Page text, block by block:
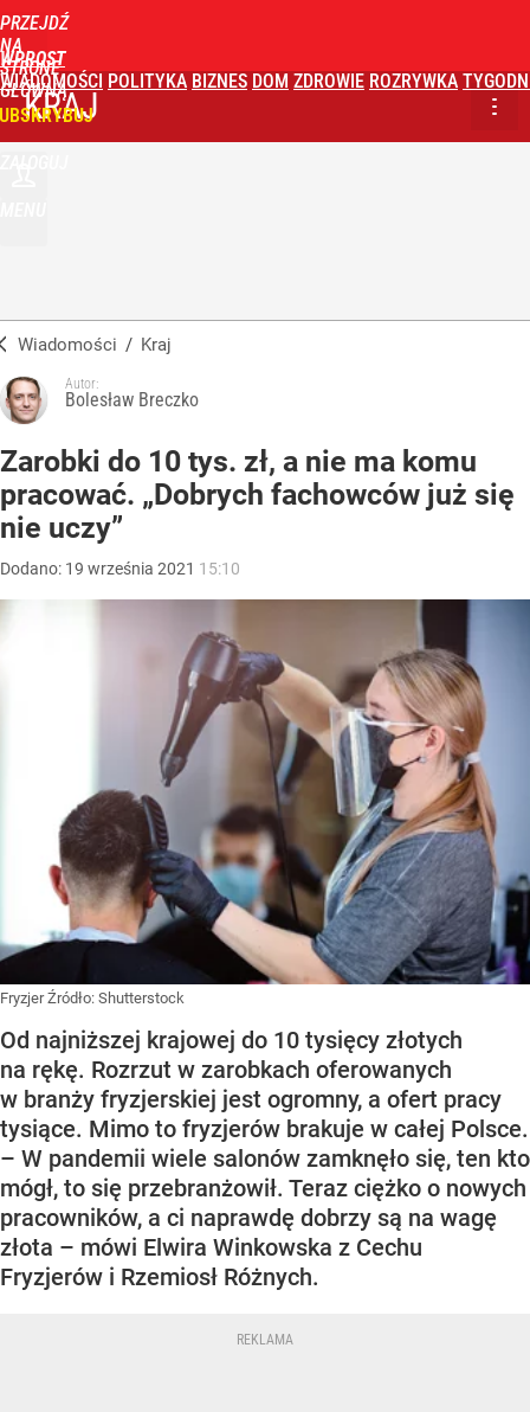
PRZEJDŹ
NA
STRONĘ
GŁÓWNĄ
WPROST
WIADOMOŚCI POLITYKA BIZNES DOM ZDROWIE ROZRYWKA
KRAJ
Wiadomości / Kraj
Autor:
Bolesław Breczko
Zarobki do 10 tys. zł, a nie ma komu
pracować. „Dobrych fachowców już się
nie uczy”
Dodano: 19 września 2021 15:10
FryzjerŹródło: Shutterstock
Od najniższej krajowej do 10 tysięcy złotych
na rękę. Rozrzut w zarobkach oferowanych
w branży fryzjerskiej jest ogromny, a ofert pracy
tysiące. Mimo to fryzjerów brakuje w całej Polsce.
– W pandemii wiele salonów zamknęło się, ten kto
mógł, to się przebranżowił. Teraz ciężko o nowych
pracowników, a ci naprawdę dobrzy są na wagę
złota – mówi Elwira Winkowska z Cechu
Fryzjerów i Rzemiosł Różnych.